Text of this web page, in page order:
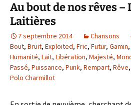
Au bout de nos rêves –
Laitières
7 septembre 2014 Chansons
Bout, Bruit, Exploited, Fric, Futur, Gamin,
Humanité, Lait, Libération, Majesté,
Passé, Puissance, Punk, Rempart, Rêve,
Polo Charmillot